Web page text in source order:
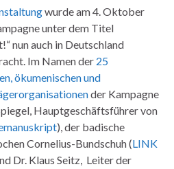
wurde am 4. Oktober
unter dem Titel
nun auch in Deutschland
Im Namen der 25
ökumenischen und
der Kampagne
Hauptgeschäftsführer von
), der badische
Cornelius-Bundschuh (LINK
Dr. Klaus Seitz, Leiter der